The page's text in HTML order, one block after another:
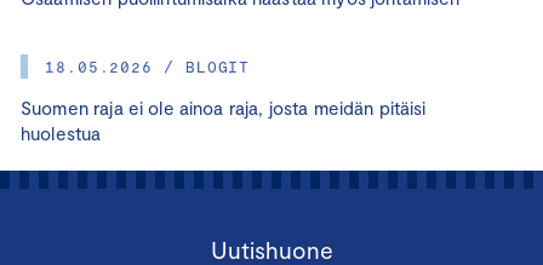
18.05.2026 / BLOGIT
Suomen raja ei ole ainoa raja, josta meidän pitäisi
huolestua
Uutishuone